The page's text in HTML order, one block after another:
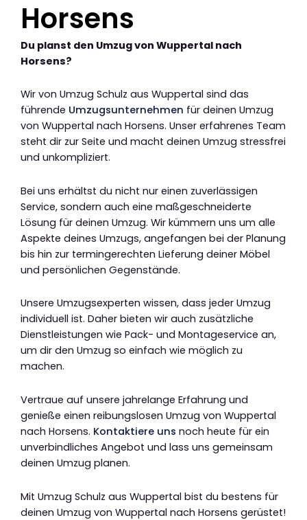
Horsens
Du planst den Umzug von Wuppertal nach
Horsens?
Wir von Umzug Schulz aus Wuppertal sind das
führende Umzugsunternehmen für deinen Umzug
von Wuppertal nach Horsens. Unser erfahrenes Team
steht dir zur Seite und macht deinen Umzug stressfrei
und unkompliziert.
Bei uns erhältst du nicht nur einen zuverlässigen
Service, sondern auch eine maßgeschneiderte
Lösung für deinen Umzug. Wir kümmern uns um alle
Aspekte deines Umzugs, angefangen bei der Planung
bis hin zur termingerechten Lieferung deiner Möbel
und persönlichen Gegenstände.
Unsere Umzugsexperten wissen, dass jeder Umzug
individuell ist. Daher bieten wir auch zusätzliche
Dienstleistungen wie Pack- und Montageservice an,
um dir den Umzug so einfach wie möglich zu
machen.
Vertraue auf unsere jahrelange Erfahrung und
genieße einen reibungslosen Umzug von Wuppertal
nach Horsens. Kontaktiere uns noch heute für ein
unverbindliches Angebot und lass uns gemeinsam
deinen Umzug planen.
Mit Umzug Schulz aus Wuppertal bist du bestens für
deinen Umzug von Wuppertal nach Horsens gerüstet!